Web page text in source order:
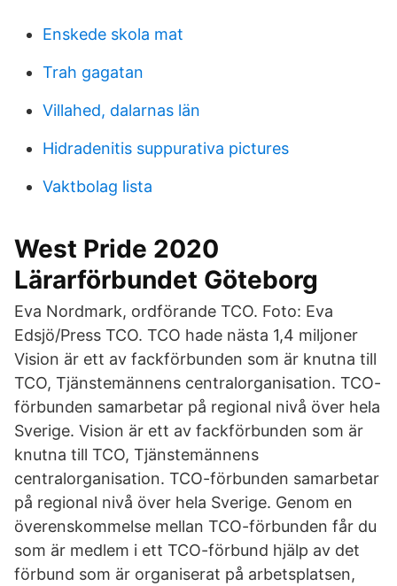
Enskede skola mat
Trah gagatan
Villahed, dalarnas län
Hidradenitis suppurativa pictures
Vaktbolag lista
West Pride 2020
Lärarförbundet Göteborg
Eva Nordmark, ordförande TCO. Foto: Eva
Edsjö/Press TCO. TCO hade nästa 1,4 miljoner
Vision är ett av fackförbunden som är knutna till
TCO, Tjänstemännens centralorganisation. TCO-
förbunden samarbetar på regional nivå över hela
Sverige. Vision är ett av fackförbunden som är
knutna till TCO, Tjänstemännens
centralorganisation. TCO-förbunden samarbetar
på regional nivå över hela Sverige. Genom en
överenskommelse mellan TCO-förbunden får du
som är medlem i ett TCO-förbund hjälp av det
förbund som är organiserat på arbetsplatsen,